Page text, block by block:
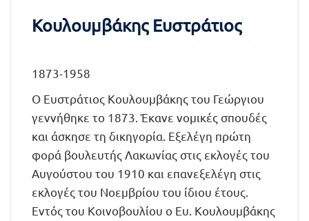
Κουλουμβάκης Ευστράτιος
1873-1958
Ο Ευστράτιος Κουλουμβάκης του Γεώργιου
γεννήθηκε το 1873. Έκανε νομικές σπουδές
και άσκησε τη δικηγορία. Εξελέγη πρώτη
φορά βουλευτής Λακωνίας στις εκλογές του
Αυγούστου του 1910 και επανεξελέγη στις
εκλογές του Νοεμβρίου του ίδιου έτους.
Εντός του Κοινοβουλίου ο Ευ. Κουλουμβάκης